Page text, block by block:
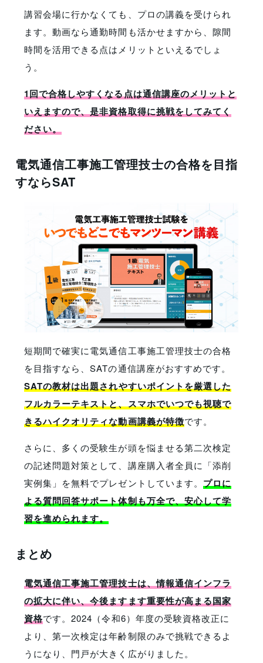
講習会場に行かなくても、プロの講義を受けられ
ます。動画なら通勤時間も活かせますから、隙間
時間を活用できる点はメリットといえるでしょ
う。
1回で合格しやすくなる点は通信講座のメリットと
いえますので、是非資格取得に挑戦をしてみてく
ださい。
電気通信工事施工管理技士の合格を目指
すならSAT
短期間で確実に電気通信工事施工管理技士の合格
を目指すなら、SATの通信講座がおすすめです。
SATの教材は出題されやすいポイントを厳選した
フルカラーテキストと、スマホでいつでも視聴で
きるハイクオリティな動画講義が特徴です。
さらに、多くの受験生が頭を悩ませる第二次検定
の記述問題対策として、講座購入者全員に「添削
実例集」を無料でプレゼントしています。 プロに
よる質問回答サポート体制も万全で、安心して学
習を進められます。
まとめ
電気通信工事施工管理技士は、情報通信インフラ
の拡大に伴い、今後ますます重要性が高まる国家
資格です。2024（令和6）年度の受験資格改正に
より、第一次検定は年齢制限のみで挑戦できるよ
うになり、門戸が大きく広がりました。